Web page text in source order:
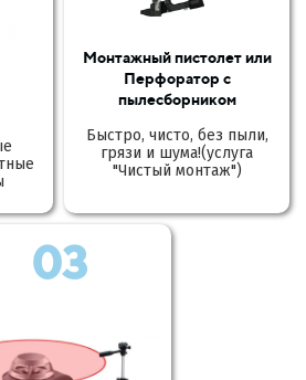
Монтажный пистолет или
Перфоратор с
пылесборником
Быстро, чисто, без пыли,
грязи и шума!(услуга
"Чистый монтаж")
03